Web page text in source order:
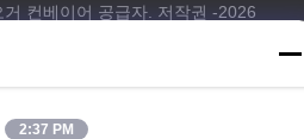
컨베이어 공급자. 저작권 -2026
Technology Co.,Ltd 모든 권리는
2:37 PM